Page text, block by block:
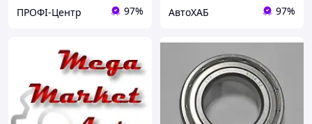
ПРОФІ-Центр 97% АвтоХАБ 97%